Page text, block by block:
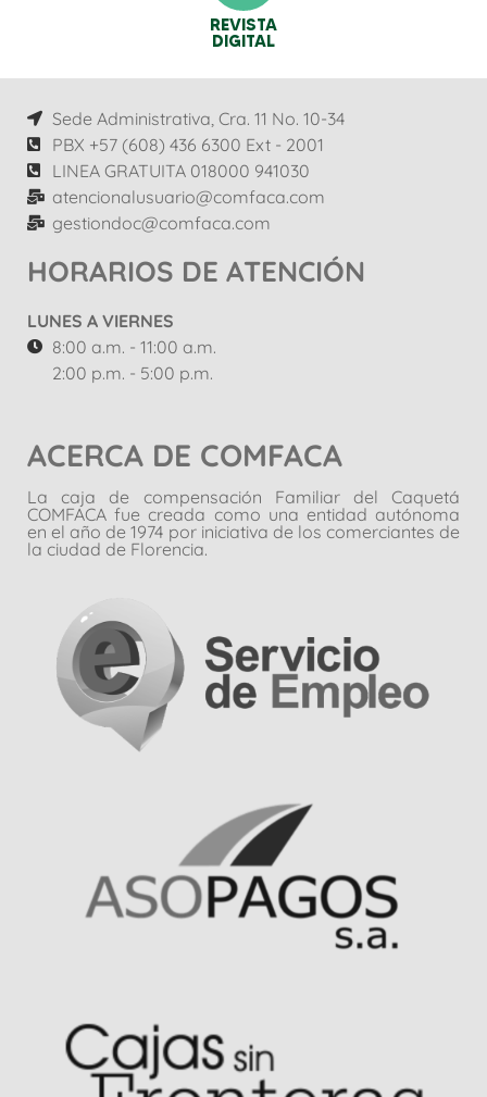
REVISTA
DIGITAL
Sede Administrativa, Cra. 11 No. 10-34
PBX +57 (608) 436 6300 Ext - 2001
LINEA GRATUITA 018000 941030
atencionalusuario@comfaca.com
gestiondoc@comfaca.com
HORARIOS DE ATENCIÓN
LUNES A VIERNES
8:00 a.m. - 11:00 a.m.
2:00 p.m. - 5:00 p.m.
ACERCA DE COMFACA
La caja de compensación Familiar del Caquetá
COMFACA fue creada como una entidad autónoma
en el año de 1974 por iniciativa de los comerciantes de
la ciudad de Florencia.